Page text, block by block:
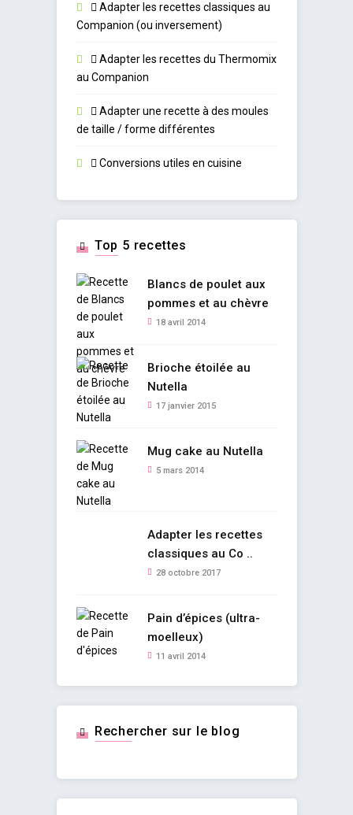
Adapter les recettes classiques au
Companion (ou inversement)
Adapter les recettes du Thermomix
au Companion
Adapter une recette à des moules
de taille / forme différentes
Conversions utiles en cuisine
Top 5 recettes
Blancs de poulet aux
pommes et au chèvre
18 avril 2014
Brioche étoilée au
Nutella
17 janvier 2015
Mug cake au Nutella
5 mars 2014
Adapter les recettes
classiques au Co ..
28 octobre 2017
Pain d’épices (ultra-
moelleux)
11 avril 2014
Rechercher sur le blog